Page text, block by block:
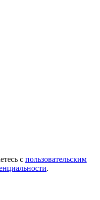
с пользовательским
.